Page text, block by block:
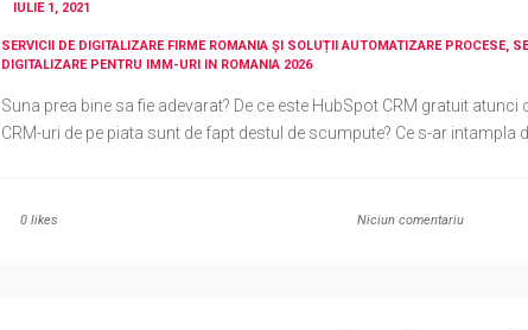
IULIE 1, 2021
SERVICII DE DIGITALIZARE FIRME ROMANIA ȘI SOLUȚII AUTOMATIZARE PROCESE,
DIGITALIZARE PENTRU IMM-URI IN ROMANIA 2026
Suna prea bine sa fie adevarat? De ce este HubSpot CRM gratuit atunci
CRM-uri de pe piata sunt de fapt destul de scumpute? Ce s-ar intampla
0 likes Niciun comentariu